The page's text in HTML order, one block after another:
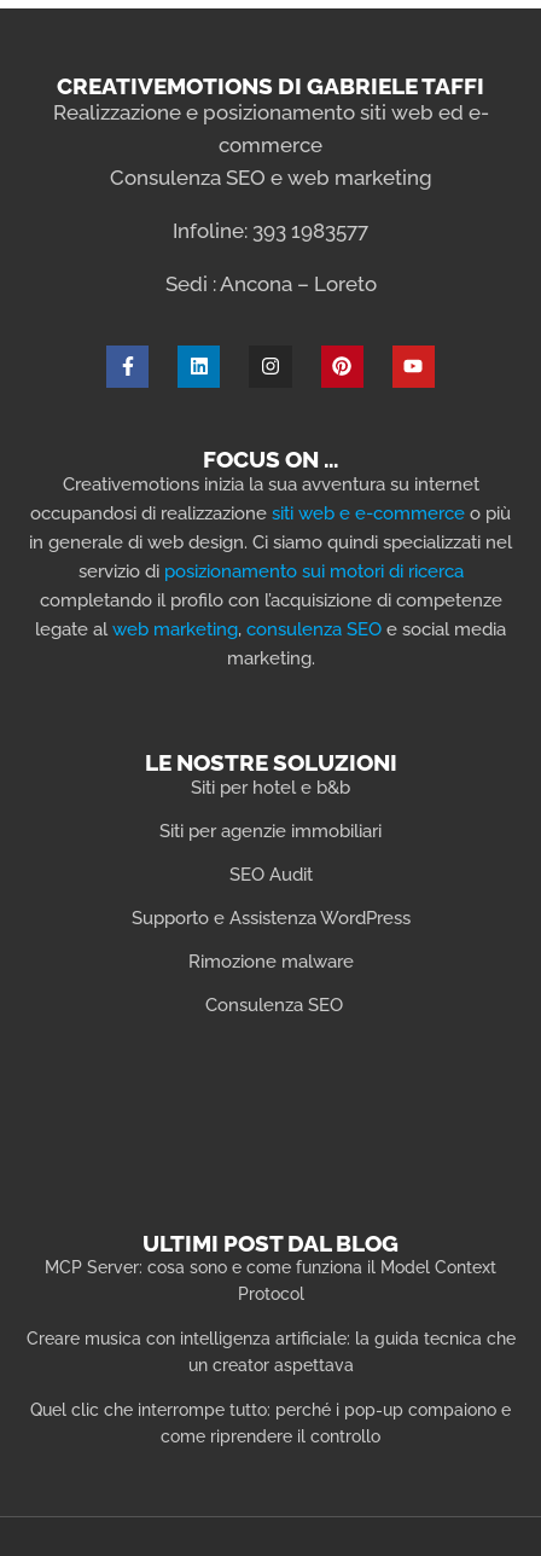
CREATIVEMOTIONS DI GABRIELE TAFFI
Realizzazione e posizionamento siti web ed e-
commerce
Consulenza SEO e web marketing
Infoline: 393 1983577
Sedi : Ancona – Loreto
FOCUS ON …
Creativemotions inizia la sua avventura su internet
occupandosi di realizzazione siti web e e-commerce o più
in generale di web design. Ci siamo quindi specializzati nel
servizio di posizionamento sui motori di ricerca
completando il profilo con l’acquisizione di competenze
legate alweb marketing, consulenza SEO e social media
marketing.
LE NOSTRE SOLUZIONI
Siti per hotel e b&b
Siti per agenzie immobiliari
SEO Audit
Supporto e Assistenza WordPress
Rimozione malware
Consulenza SEO
ULTIMI POST DAL BLOG
MCP Server: cosa sono e come funziona il Model Context
Protocol
Creare musica con intelligenza artificiale: la guida tecnica che
un creator aspettava
Quel clic che interrompe tutto: perché i pop-up compaiono e
come riprendere il controllo